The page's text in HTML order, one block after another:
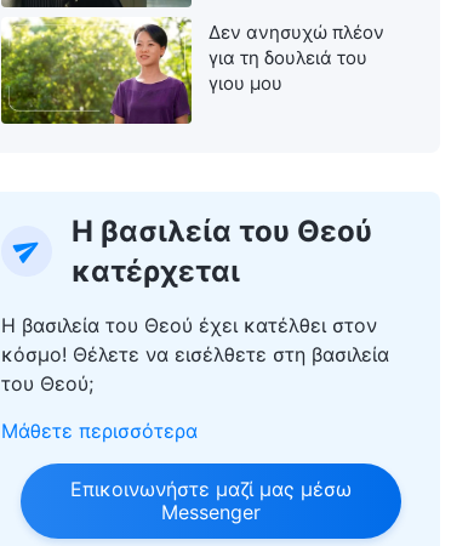
Δεν ανησυχώ πλέον
για τη δουλειά του
γιου μου
Η βασιλεία του Θεού
κατέρχεται
Η βασιλεία του Θεού έχει κατέλθει στον
κόσμο! Θέλετε να εισέλθετε στη βασιλεία
του Θεού;
Μάθετε περισσότερα
Επικοινωνήστε μαζί μας μέσω
Messenger